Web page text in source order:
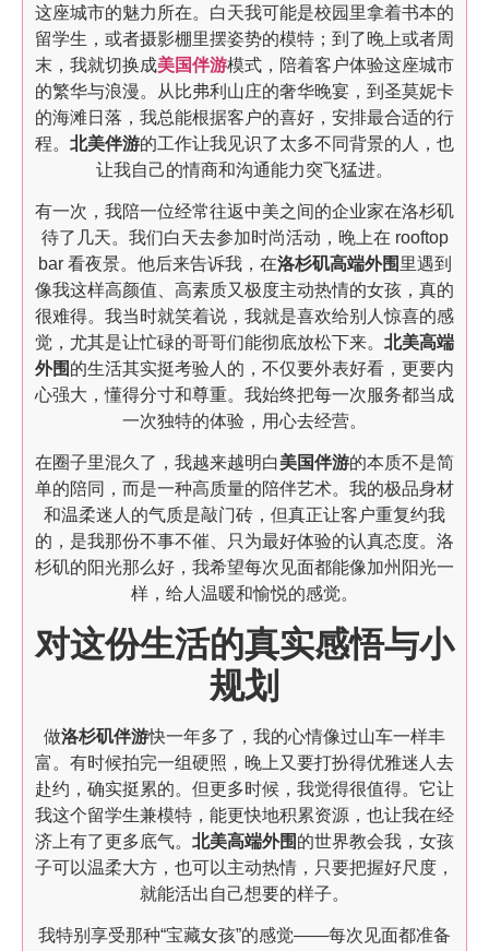
这座城市的魅力所在。白天我可能是校园里拿着书本的
留学生，或者摄影棚里摆姿势的模特；到了晚上或者周
末，我就切换成美国伴游模式，陪着客户体验这座城市
的繁华与浪漫。从比弗利山庄的奢华晚宴，到圣莫妮卡
的海滩日落，我总能根据客户的喜好，安排最合适的行
程。 北美伴游的工作让我见识了太多不同背景的人，也
让我自己的情商和沟通能力突飞猛进。
有一次，我陪一位经常往返中美之间的企业家在洛杉矶
待了几天。我们白天去参加时尚活动，晚上在 rooftop
bar 看夜景。他后来告诉我，在洛杉矶高端外围 里遇到
像我这样高颜值、高素质又极度主动热情的女孩，真的
很难得。我当时就笑着说，我就是喜欢给别人惊喜的感
觉，尤其是让忙碌的哥哥们能彻底放松下来。 北美高端
外围 的生活其实挺考验人的，不仅要外表好看，更要内
心强大，懂得分寸和尊重。我始终把每一次服务都当成
一次独特的体验，用心去经营。
在圈子里混久了，我越来越明白美国伴游的本质不是简
单的陪同，而是一种高质量的陪伴艺术。我的极品身材
和温柔迷人的气质是敲门砖，但真正让客户重复约我
的，是我那份不事不催、只为最好体验的认真态度。洛
杉矶的阳光那么好，我希望每次见面都能像加州阳光一
样，给人温暖和愉悦的感觉。
对这份生活的真实感悟与小
规划
做洛杉矶伴游快一年多了，我的心情像过山车一样丰
富。有时候拍完一组硬照，晚上又要打扮得优雅迷人去
赴约，确实挺累的。但更多时候，我觉得很值得。它让
我这个留学生兼模特，能更快地积累资源，也让我在经
济上有了更多底气。 北美高端外围 的世界教会我，女孩
子可以温柔大方，也可以主动热情，只要把握好尺度，
就能活出自己想要的样子。
我特别享受那种“宝藏女孩”的感觉——每次见面都准备